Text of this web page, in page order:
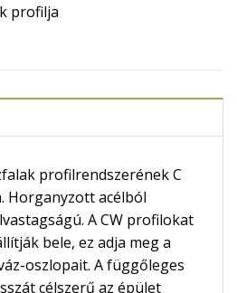
profilja
profilrendszerének C
Horganyzott acélból
A CW profilokat
bele, ez adja meg a
oszlopait. A függőleges
célszerű az épület